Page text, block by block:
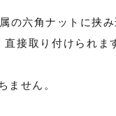
六角ナットに挟み
接取り付けられま
ません。